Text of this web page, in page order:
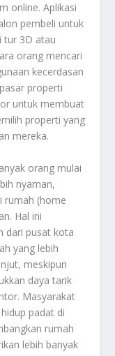
online. Aplikasi
pembeli untuk
tur 3D atau
orang mencari
kecerdasan
properti
untuk membuat
properti yang
mereka.
orang mulai
nyaman,
rumah (home
Hal ini
dari pusat kota
yang lebih
meskipun
daya tarik
Masyarakat
padat di
rumah
lebih banyak